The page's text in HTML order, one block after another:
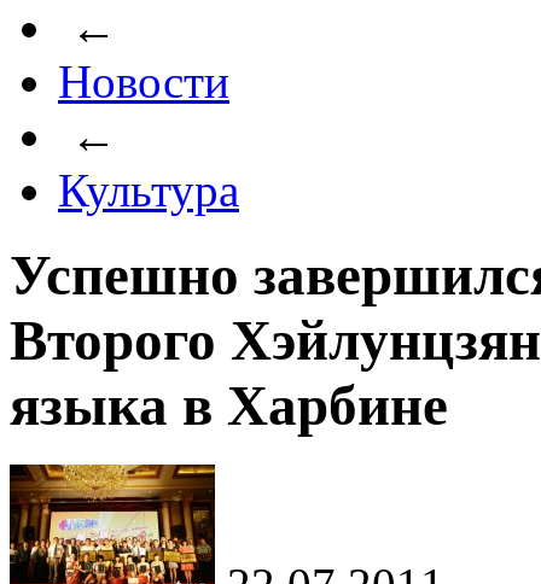
←
Новости
←
Культура
Успешно
Второго
языка в Харбине